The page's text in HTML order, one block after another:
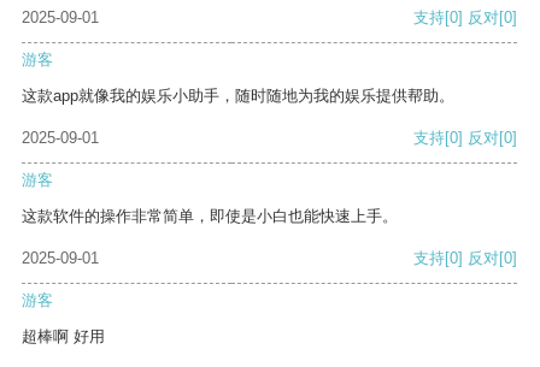
2025-09-01
支持[0] 反对[0]
游客
这款app就像我的娱乐小助手，随时随地为我的娱乐提供帮助。
2025-09-01 支持[0] 反对[0]
游客
这款软件的操作非常简单，即使是小白也能快速上手。
2025-09-01 支持[0] 反对[0]
游客
超棒啊 好用